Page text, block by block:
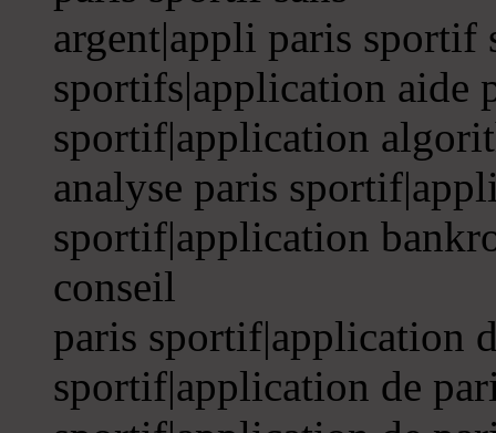
argent|appli paris sportif
sportifs|application aide
sportif|application
analyse paris
sportif|application
conseil
paris sportif|application
sportif|application de